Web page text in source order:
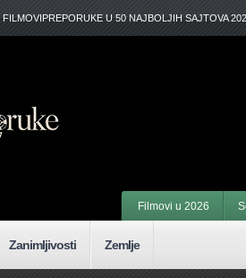
FILMOVIPREPORUKE U 50 NAJBOLJIH SAJTOVA
Filmovi u 2026
Zanimljivosti Zemlje